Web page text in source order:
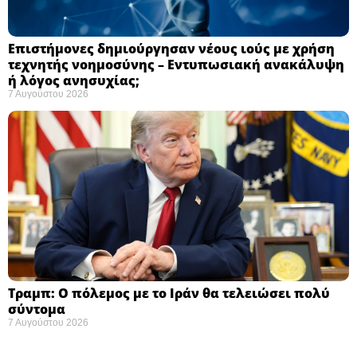
Επιστήμονες δημιούργησαν νέους ιούς με χρήση
τεχνητής νοημοσύνης – Εντυπωσιακή ανακάλυψη
ή λόγος ανησυχίας; ​
7 Αυγούστου 2026
Τραμπ: Ο πόλεμος με το Ιράν θα τελειώσει πολύ
σύντομα ​
7 Αυγούστου 2026